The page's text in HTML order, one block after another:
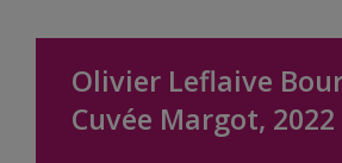
Olivier Leflaive
Cuvée Margot, 2022